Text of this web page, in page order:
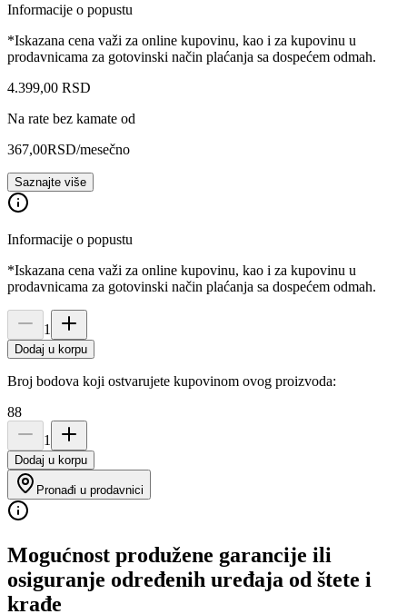
Informacije o popustu
*Iskazana cena važi za online kupovinu, kao i za kupovinu u
prodavnicama za gotovinski način plaćanja sa dospećem odmah.
4.399,00 RSD
Na rate bez kamate od
367,00RSD/mesečno
Saznajte više
Informacije o popustu
*Iskazana cena važi za online kupovinu, kao i za kupovinu u
prodavnicama za gotovinski način plaćanja sa dospećem odmah.
1
Dodaj u korpu
Broj bodova koji ostvarujete kupovinom ovog proizvoda:
88
1
Dodaj u korpu
Pronađi u prodavnici
Mogućnost produžene garancije ili
osiguranje određenih uređaja od štete i
krađe